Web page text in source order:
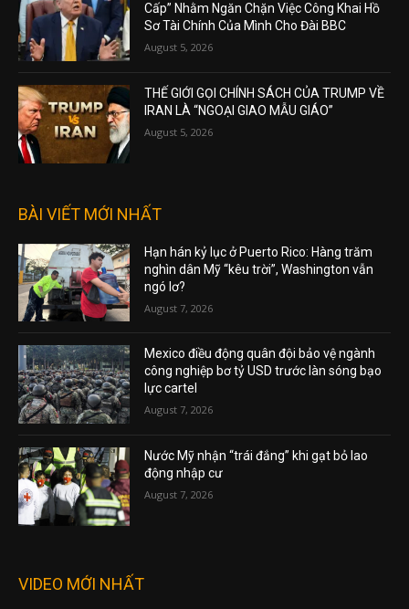
Cấp” Nhằm Ngăn Chặn Việc Công Khai Hồ
Sơ Tài Chính Của Mình Cho Đài BBC
August 5, 2026
THẾ GIỚI GỌI CHÍNH SÁCH CỦA TRUMP VỀ
IRAN LÀ “NGOẠI GIAO MẪU GIÁO”
August 5, 2026
BÀI VIẾT MỚI NHẤT
Hạn hán kỷ lục ở Puerto Rico: Hàng trăm
nghìn dân Mỹ “kêu trời”, Washington vẫn
ngó lơ?
August 7, 2026
Mexico điều động quân đội bảo vệ ngành
công nghiệp bơ tỷ USD trước làn sóng bạo
lực cartel
August 7, 2026
Nước Mỹ nhận “trái đắng” khi gạt bỏ lao
động nhập cư
August 7, 2026
VIDEO MỚI NHẤT